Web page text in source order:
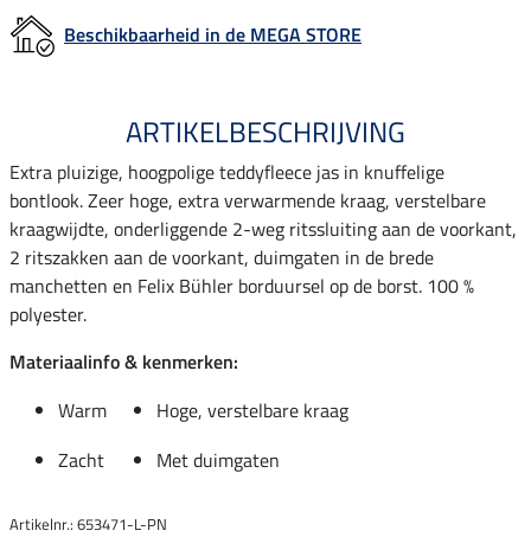
Beschikbaarheid in de MEGA STORE
ARTIKELBESCHRIJVING
Extra pluizige, hoogpolige teddyfleece jas in knuffelige
bontlook. Zeer hoge, extra verwarmende kraag, verstelbare
kraagwijdte, onderliggende 2-weg ritssluiting aan de voorkant,
2 ritszakken aan de voorkant, duimgaten in de brede
manchetten en Felix Bühler borduursel op de borst. 100 %
polyester.
Materiaalinfo & kenmerken:
Warm
Hoge, verstelbare kraag
Zacht
Met duimgaten
Artikelnr.: 653471-L-PN